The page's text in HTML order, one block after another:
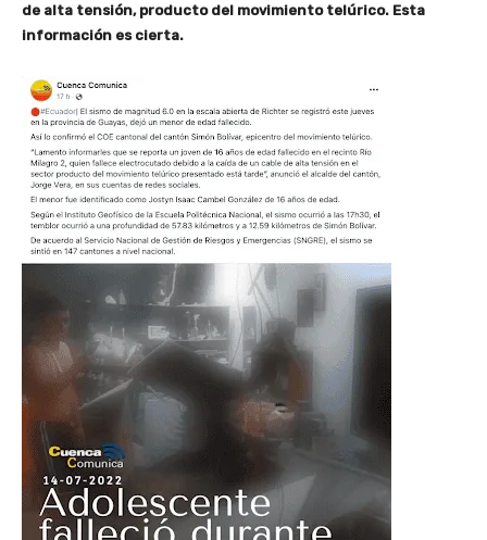
de alta tensión, producto del movimiento telúrico. Esta
información es cierta.